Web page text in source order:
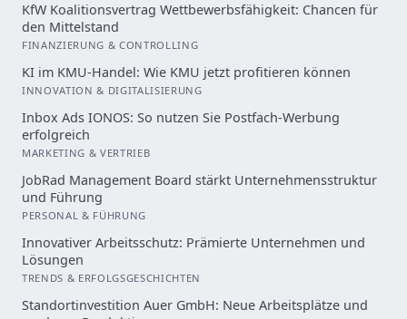
KfW Koalitionsvertrag Wettbewerbsfähigkeit: Chancen für
den Mittelstand
FINANZIERUNG & CONTROLLING
KI im KMU-Handel: Wie KMU jetzt profitieren können
INNOVATION & DIGITALISIERUNG
Inbox Ads IONOS: So nutzen Sie Postfach-Werbung
erfolgreich
MARKETING & VERTRIEB
JobRad Management Board stärkt Unternehmensstruktur
und Führung
PERSONAL & FÜHRUNG
Innovativer Arbeitsschutz: Prämierte Unternehmen und
Lösungen
TRENDS & ERFOLGSGESCHICHTEN
Standortinvestition Auer GmbH: Neue Arbeitsplätze und